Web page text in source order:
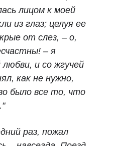
лицом к моей
из глаз; целуя ее
от слез, – о,
– я
любви, и со жгучей
как не нужно,
было все то, что
раз, пожал